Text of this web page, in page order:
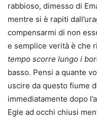
rabbioso, dimesso di
mentre si è rapiti
compensarmi di non
e semplice verità è che
tempo scorre lungo i
basso. Pensi a quante
uscire da questo fiume
immediatamente dopo
Egle ad occhi chiusi